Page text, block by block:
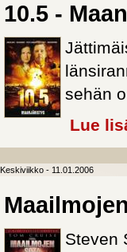
10.5 -
sehän
Lue
Keskiviikko - 11.01.2006
Steven